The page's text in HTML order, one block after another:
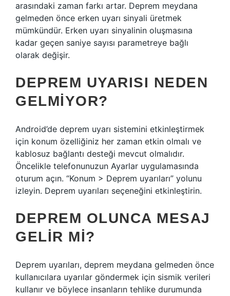
arasındaki zaman farkı artar. Deprem meydana
gelmeden önce erken uyarı sinyali üretmek
mümkündür. Erken uyarı sinyalinin oluşmasına
kadar geçen saniye sayısı parametreye bağlı
olarak değişir.
DEPREM UYARISI NEDEN
GELMIYOR?
Android’de deprem uyarı sistemini etkinleştirmek
için konum özelliğiniz her zaman etkin olmalı ve
kablosuz bağlantı desteği mevcut olmalıdır.
Öncelikle telefonunuzun Ayarlar uygulamasında
oturum açın. “Konum > Deprem uyarıları” yolunu
izleyin. Deprem uyarıları seçeneğini etkinleştirin.
DEPREM OLUNCA MESAJ
GELIR MI?
Deprem uyarıları, deprem meydana gelmeden önce
kullanıcılara uyarılar göndermek için sismik verileri
kullanır ve böylece insanların tehlike durumunda